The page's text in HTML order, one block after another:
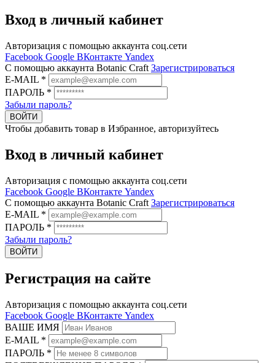
Вход в личный кабинет
Авторизация с помощью аккаунта соц.сети
Facebook Google ВКонтакте Yandex
C помощью аккаунта Botanic Craft Зарегистрироваться
E-MAIL *
ПАРОЛЬ *
Забыли пароль?
ВОЙТИ
Чтобы добавить товар в Избранное, авторизуйтесь
Вход в личный кабинет
Авторизация с помощью аккаунта соц.сети
Facebook Google ВКонтакте Yandex
C помощью аккаунта Botanic Craft Зарегистрироваться
E-MAIL *
ПАРОЛЬ *
Забыли пароль?
ВОЙТИ
Регистрация на сайте
Авторизация с помощью аккаунта соц.сети
Facebook Google ВКонтакте Yandex
ВАШЕ ИМЯ
E-MAIL *
ПАРОЛЬ *